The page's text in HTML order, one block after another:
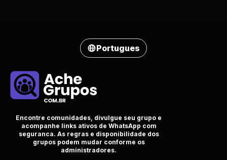
Portugues
Encontre comunidades, divulgue seu grupo e
acompanhe links ativos de WhatsApp com
seguranca. As regras e disponibilidade dos
grupos podem mudar conforme os
administradores.